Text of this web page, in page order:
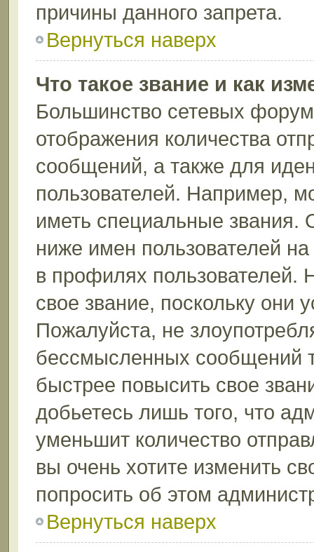
причины данного запрета.
Вернуться наверх
Что такое звание и как
Большинство сетевых
отображения количества
сообщений, а также для
пользователей. Например,
иметь специальные звания.
ниже имен пользователей
в профилях
свое звание, поскольку они
Пожалуйста, не
бессмысленных сообщений
быстрее повысить свое
добьетесь лишь того, что
уменьшит количество
вы очень хотите изменить
попросить об этом
Вернуться наверх